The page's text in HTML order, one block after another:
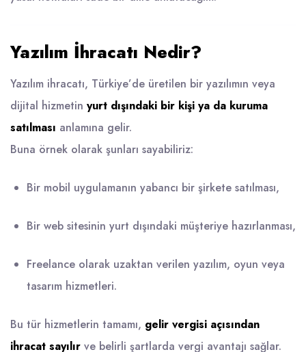
Yazılım İhracatı Nedir?
Yazılım ihracatı, Türkiye’de üretilen bir yazılımın veya
dijital hizmetin yurt dışındaki bir kişi ya da kuruma
satılması anlamına gelir.
Buna örnek olarak şunları sayabiliriz:
Bir mobil uygulamanın yabancı bir şirkete satılması,
Bir web sitesinin yurt dışındaki müşteriye hazırlanması,
Freelance olarak uzaktan verilen yazılım, oyun veya
tasarım hizmetleri.
Bu tür hizmetlerin tamamı, gelir vergisi açısından
ihracat sayılır ve belirli şartlarda vergi avantajı sağlar.